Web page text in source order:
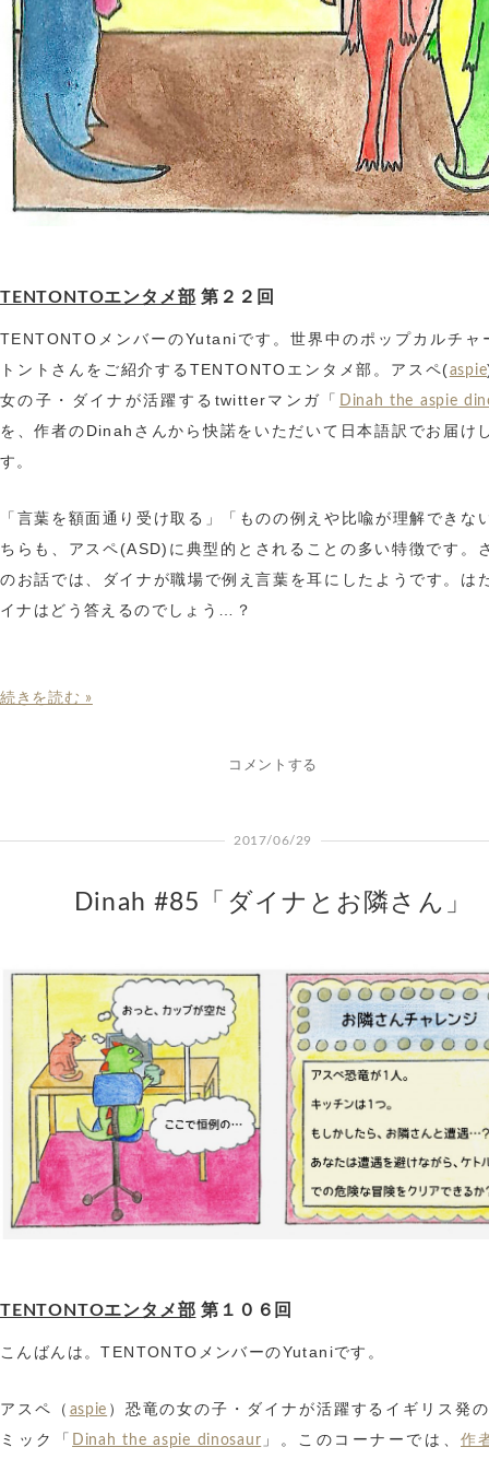
TENTONTOエンタメ部 第２２回
TENTONTOメンバーのYutaniです。世界中のポップカルチャ
トントさんをご紹介するTENTONTOエンタメ部。アスペ(aspie
女の子・ダイナが活躍するtwitterマンガ「 Dinah the aspie
を、作者のDinahさんから快諾をいただいて日本語訳でお届け
す。
「言葉を額面通り受け取る」「ものの例えや比喩が理解できな
ちらも、アスペ(ASD)に典型的とされることの多い特徴です。
のお話では、ダイナが職場で例え言葉を耳にしたようです。は
イナはどう答えるのでしょう…？
続きを読む »
コメントする
2017/06/29
Dinah #85「ダイナとお隣さん」
TENTONTOエンタメ部 第１０６回
こんばんは。TENTONTOメンバーのYutaniです。
アスペ（ aspie ）恐竜の女の子・ダイナが活躍するイギリス発
ミック「 Dinah the aspie dinosaur 」。このコーナーでは、作